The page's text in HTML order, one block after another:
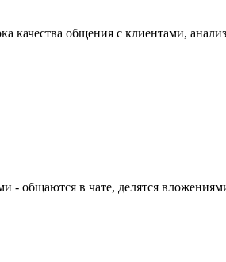
качества общения с клиентами,
общаются в чате, делятся